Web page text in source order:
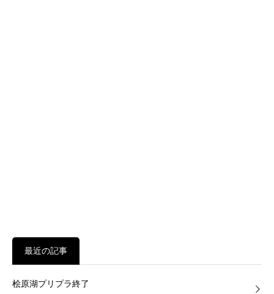
最近の記事
桧原湖プリプラ終了